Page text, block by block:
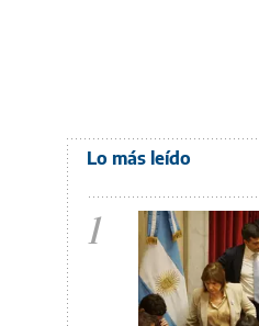
Lo más leído
1